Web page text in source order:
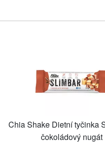
Chia Shake Dietní tyčinka
čokoládový nugát